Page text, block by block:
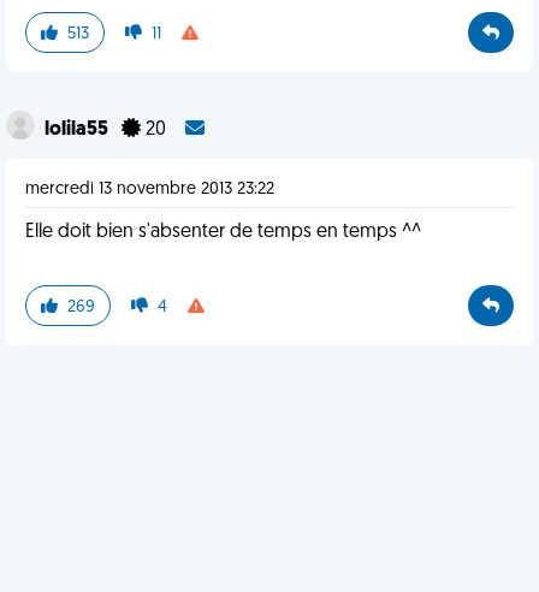
513 11
lolila55 20
mercredi 13 novembre 2013 23:22
Elle doit bien s'absenter de temps en temps ^^
269 4